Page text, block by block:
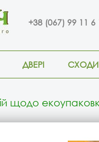
+38 (067) 99 11 6
ДВЕРІ СХОДИ
щодо